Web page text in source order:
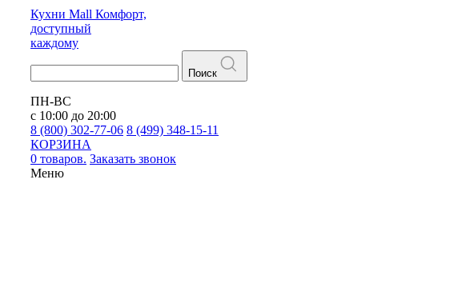
Кухни Mall Комфорт,
доступный
каждому
Поиск
ПН-ВС
с 10:00 до 20:00
8 (800) 302-77-06 8 (499) 348-15-11
КОРЗИНА
0 товаров. Заказать звонок
Меню